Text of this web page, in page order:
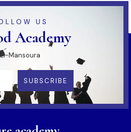
US
Academy
Mansoura
SUBSCRIBE